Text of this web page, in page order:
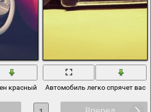
красный жукАвтомобиль легко спрячет вас